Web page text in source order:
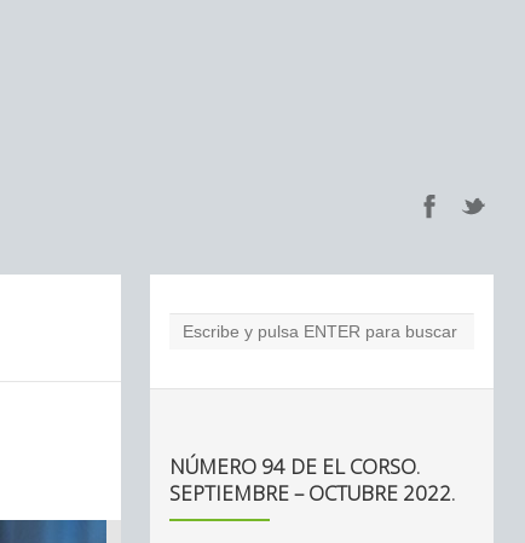
NÚMERO 94 DE EL CORSO.
SEPTIEMBRE – OCTUBRE 2022.